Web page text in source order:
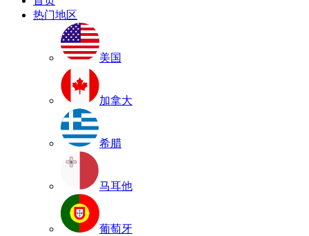
热门地区
美国
加拿大
希腊
马耳他
葡萄牙